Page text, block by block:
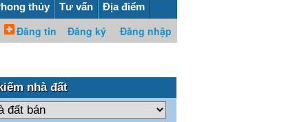
thủy Tư vấn Địa điểm
nhà đất